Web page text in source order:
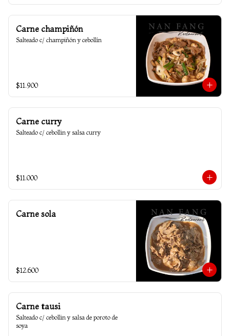
Carne champiñón
Salteado c/ champiñón y cebollín
$11.900
Carne curry
Salteado c/ cebollin y salsa curry
$11.000
Carne sola
$12.600
Carne tausi
Salteado c/ cebollin y salsa de poroto de
soya